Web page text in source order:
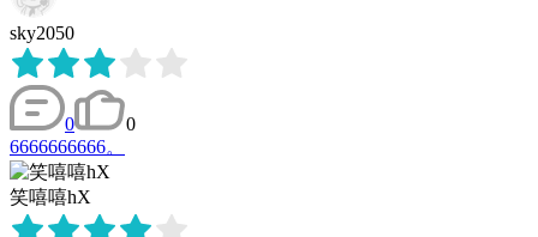
sky2050
0
0
6666666666。
笑嘻嘻hX